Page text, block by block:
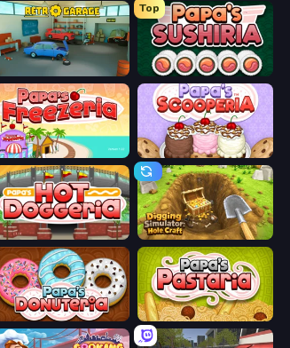
Top
Papa's Sushiria
Papa's Freezeria Papa's Scooperia
Papa's Hot Doggeria Digging Simulator: Hole Craft
Papa's Donuteria Papa's Pastaria